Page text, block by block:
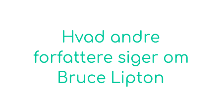
Hvad andre
forfattere siger om
Bruce Lipton